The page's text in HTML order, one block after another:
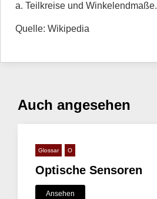
a. Teilkreise und Winkelendmaße.
Quelle: Wikipedia
Auch angesehen
Glossar O
Optische Sensoren
Ansehen